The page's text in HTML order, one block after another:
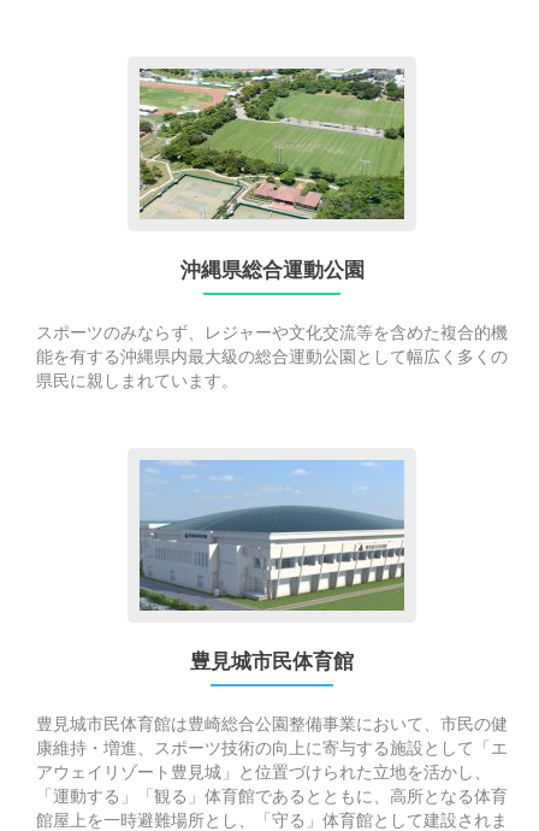
Go
to
沖
縄
県
総
運
動
園
沖縄県総合運動公園
スポーツのみならず、レジャーや文化交流等を含めた複合的機
能を有する沖縄県内最大級の総合運動公園として幅広く多くの
県民に親しまれています。
Go
豊
見
城
市
体
育
豊見城市民体育館
豊見城市民体育館は豊崎総合公園整備事業において、市民の健
康維持・増進、スポーツ技術の向上に寄与する施設として「エ
アウェイリゾート豊見城」と位置づけられた立地を活かし、
「運動する」「観る」体育館であるとともに、高所となる体育
館屋上を一時避難場所とし、「守る」体育館として建設されま